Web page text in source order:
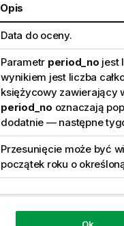
Opis
Data do oceny.
Parametr period_no jest
wynikiem jest liczba
księżycowy zawierający
period_no oznaczają
dodatnie — następne
Przesunięcie może być
początek roku o